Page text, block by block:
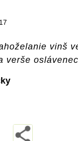
vinš
verše